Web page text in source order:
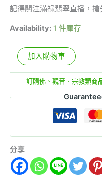
記得關注滿祿翡翠直播，搶
Availability: 1 件庫存
加入購物車
訂購佛、觀音、宗教類商
分享